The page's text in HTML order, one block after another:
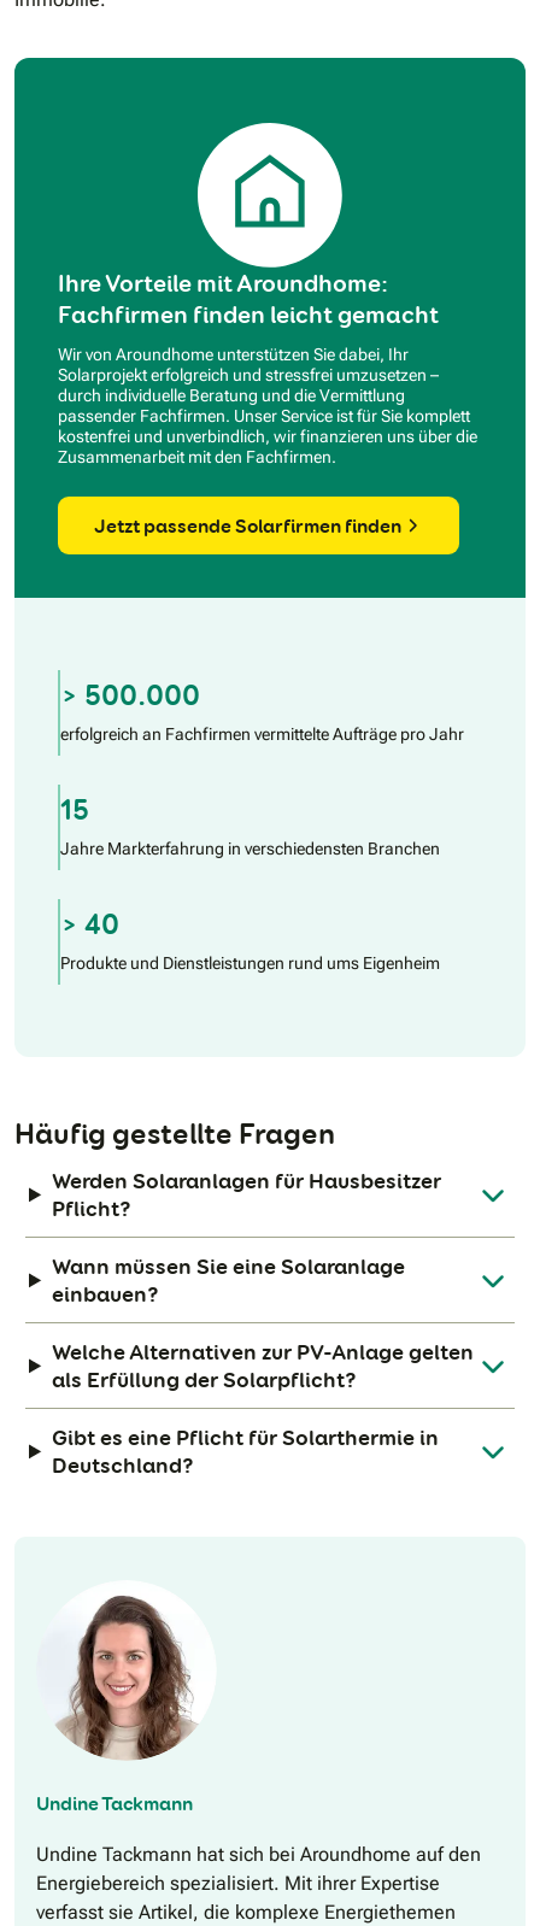
Ihre Vorteile mit Aroundhome:
Fachfirmen finden leicht gemacht
Wir von Aroundhome unterstützen Sie dabei, Ihr
Solarprojekt erfolgreich und stressfrei umzusetzen –
durch individuelle Beratung und die Vermittlung
passender Fachfirmen. Unser Service ist für Sie komplett
kostenfrei und unverbindlich, wir finanzieren uns über die
Zusammenarbeit mit den Fachfirmen.
Jetzt passende Solarfirmen finden
> 500.000
erfolgreich an Fachfirmen vermittelte Aufträge pro Jahr
15
Jahre Markterfahrung in verschiedensten Branchen
> 40
Produkte und Dienstleistungen rund ums Eigenheim
Häufig gestellte Fragen
Werden Solaranlagen für Hausbesitzer
Pflicht?
Wann müssen Sie eine Solaranlage
einbauen?
Welche Alternativen zur PV-Anlage gelten
als Erfüllung der Solarpflicht?
Gibt es eine Pflicht für Solarthermie in
Deutschland?
Undine Tackmann
Undine Tackmann hat sich bei Aroundhome auf den
Energiebereich spezialisiert. Mit ihrer Expertise
verfasst sie Artikel, die komplexe Energiethemen